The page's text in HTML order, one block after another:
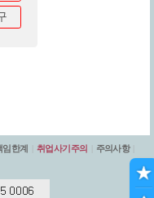
임한계 취업사기주의 주의사항